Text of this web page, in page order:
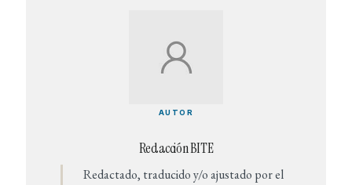
AUTOR
Redacción BITE
Redactado, traducido y/o ajustado por el